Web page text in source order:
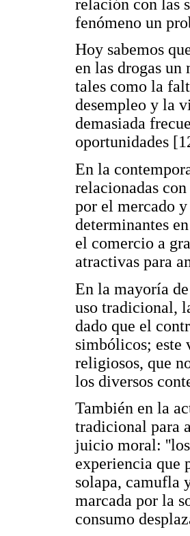
relación con las
fenómeno un
Hoy sabemos
en las drogas
tales como la
desempleo y la
demasiada
oportunidades
En la
relacionadas
por el mercado
determinantes
el comercio a
atractivas para
En la mayoría
uso tradicional,
dado que el
simbólicos; este
religiosos, que
los diversos
También en la
tradicional para
juicio moral:
experiencia que
solapa, camufla
marcada por la
consumo